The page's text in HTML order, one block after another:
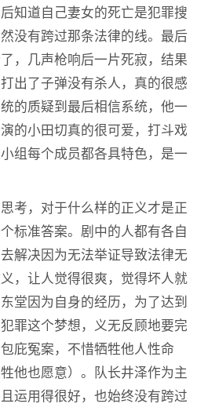
知道自己妻女的死亡是犯罪搜
没有跨过那条法律的线。最后
，几声枪响后一片死寂，结果
出了子弹没有杀人，真的很感
的质疑到最后相信系统，他一
的小田切真的很可爱，打斗戏
组每个成员都各具特色，是一
考，对于什么样的正义才是正
标准答案。剧中的人都有各自
解决因为无法举证导致法律无
，让人觉得很爽，觉得坏人就
堂因为自身的经历，为了达到
罪这个梦想，义无反顾地要完
庇冤案，不惜牺牲他人性命
他也愿意）。队长井泽作为主
运用得很好，也始终没有跨过